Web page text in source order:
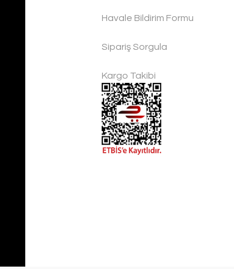
Havale Bildirim Formu
Sipariş Sorgula
Kargo Takibi